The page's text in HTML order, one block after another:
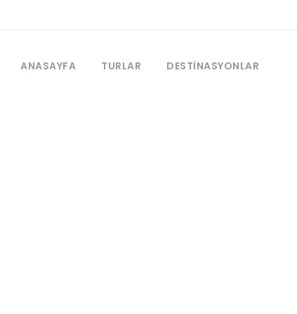
ANASAYFA TURLAR DESTINASYONLAR